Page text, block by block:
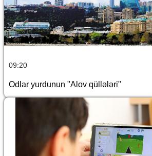
09:20
Odlar yurdunun "Alov qüllələri"